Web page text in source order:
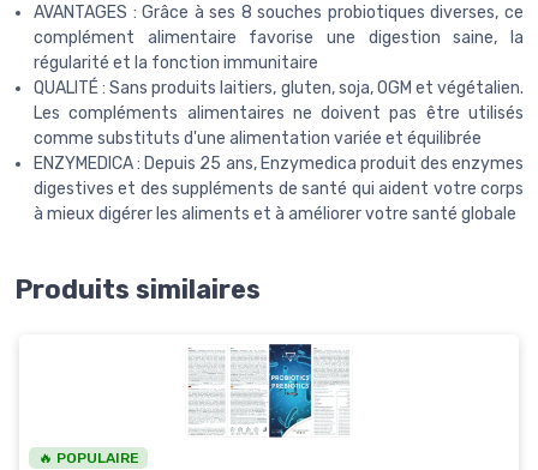
AVANTAGES : Grâce à ses 8 souches probiotiques diverses, ce
complément alimentaire favorise une digestion saine, la
régularité et la fonction immunitaire
QUALITÉ : Sans produits laitiers, gluten, soja, OGM et végétalien.
Les compléments alimentaires ne doivent pas être utilisés
comme substituts d'une alimentation variée et équilibrée
ENZYMEDICA : Depuis 25 ans, Enzymedica produit des enzymes
digestives et des suppléments de santé qui aident votre corps
à mieux digérer les aliments et à améliorer votre santé globale
Produits similaires
🔥 POPULAIRE